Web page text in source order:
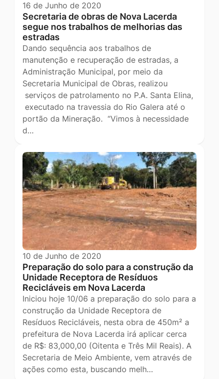
16 de Junho de 2020
Secretaria de obras de Nova Lacerda
segue nos trabalhos de melhorias das
estradas
Dando sequência aos trabalhos de
manutenção e recuperação de estradas, a
Administração Municipal, por meio da
Secretaria Municipal de Obras, realizou
serviços de patrolamento no P.A. Santa Elina,
executado na travessia do Rio Galera até o
portão da Mineração. “Vimos à necessidade
d…
10 de Junho de 2020
Preparação do solo para a construção da
Unidade Receptora de Resíduos
Recicláveis em Nova Lacerda
Iniciou hoje 10/06 a preparação do solo para a
construção da Unidade Receptora de
Resíduos Recicláveis, nesta obra de 450m² a
prefeitura de Nova Lacerda irá aplicar cerca
de R$: 83,000,00 (Oitenta e Três Mil Reais). A
Secretaria de Meio Ambiente, vem através de
ações como esta, buscando melh…